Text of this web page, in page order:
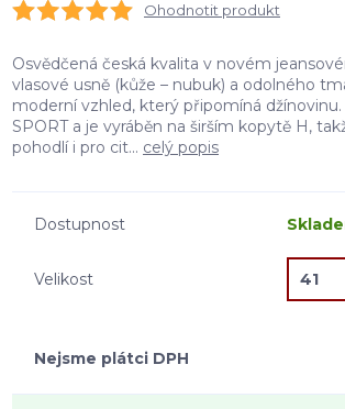
Ohodnotit produkt
Osvědčená česká kvalita v novém
vlasové usně (kůže – nubuk) a odolného
moderní vzhled, který připomíná
SPORT a je vyráběn na širším kopytě H,
pohodlí i pro cit... celý popis
Dostupnost
Velikost
Nejsme plátci DPH